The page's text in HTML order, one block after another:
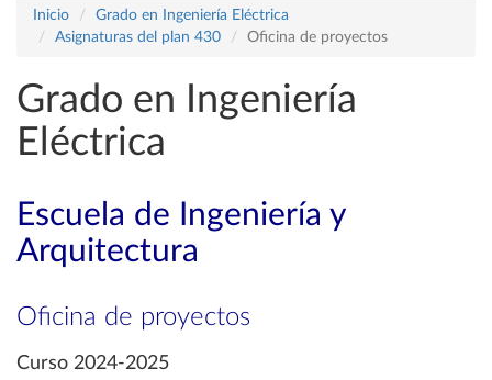
Inicio
Grado en Ingeniería Eléctrica
Asignaturas del plan 430
Oficina de proyectos
Grado en Ingeniería
Eléctrica
Escuela de Ingeniería y
Arquitectura
Oficina de proyectos
Curso 2024-2025